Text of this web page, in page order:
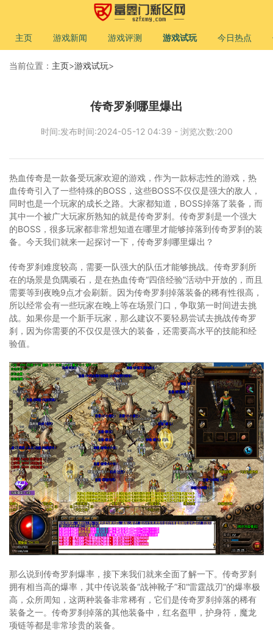
主页 游戏新闻 游戏评测 游戏试玩 今日热点
当前位置： 主页>游戏试玩>
传奇罗刹哪里爆出
时间:发布时间:2024-05-12 04:39 - 浏览次数:200
热血传奇是一款备受玩家欢迎的游戏，作为一款标志性的游戏，热
血传奇引入了一些特殊的BOSS，这些BOSS不仅仅是强大的敌人，
同时也是一个玩家的成长之路。大家都知道，BOSS掉落了装备，而
其中一个被广大玩家所熟知的就是传奇罗刹。传奇罗刹是一个强大
的BOSS，很多玩家都非常想知道在哪里才能够掉落到传奇罗刹的装
备。今天我们就来一起探讨一下，传奇罗刹哪里爆出？
传奇罗刹难度较高，需要一队强大的队伍才能够挑战。传奇罗刹所
在的场景是负隅顽石，是在热血传奇“四倍经验”活动中开放的，而且
需要等到夜晚9点才会刷新。因为传奇罗刹掉落装备的稀有性很高，
所以经常会有一些玩家在晚上等在场景门口，争取第一时间进去挑
战。如果你是一个新手玩家，那么建议不要轻易尝试去挑战传奇罗
刹，因为你需要的不仅仅是强大的装备，还需要高水平的技能和经
验值。
那么说到传奇罗刹爆率，接下来我们就来全面了解一下。传奇罗刹
拥有相当高的爆率，其中传说装备“战神靴子”和“雷霆战刃”的爆率极
高，众所周知，这两种装备非常稀有，它们是传奇罗刹掉落的稀有
装备之一。传奇罗刹掉落的其他装备中，红名盔甲，护身符，魔龙
项链等都是非常珍贵的装备。